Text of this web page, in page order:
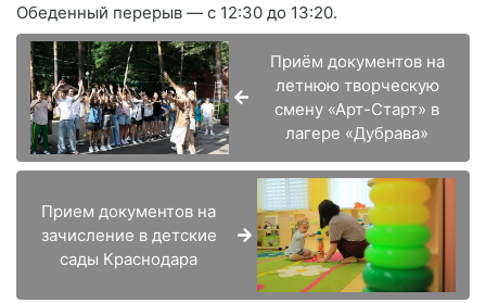
Обеденный перерыв — с 12:30 до 13:20.
Приём документов на
летнюю творческую
смену «Арт-Старт» в
лагере «Дубрава»
Прием документов на
зачисление в детские
сады Краснодара